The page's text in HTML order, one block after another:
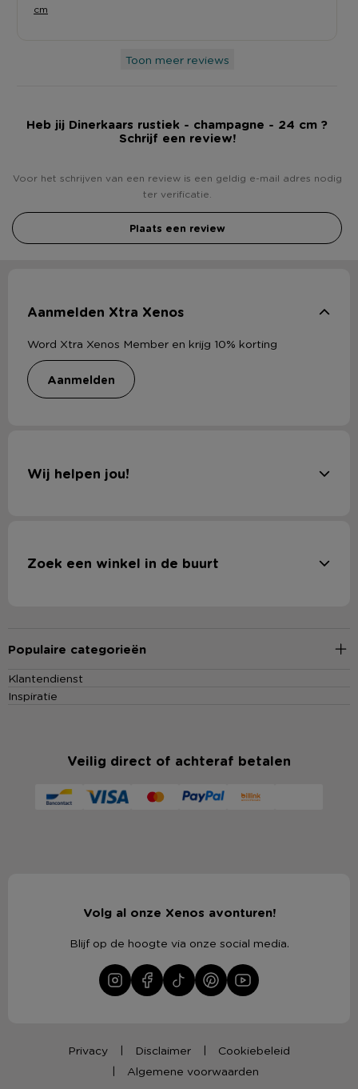
cm
Toon meer reviews
Heb jij Dinerkaars rustiek - champagne - 24 cm ?
Schrijf een review!
Voor het schrijven van een review is een geldig e-mail adres nodig
ter verificatie.
Plaats een review
Aanmelden Xtra Xenos
Word Xtra Xenos Member en krijg 10% korting
aanmelden
Wij helpen jou!
Zoek een winkel in de buurt
Populaire categorieën
Klantendienst
Inspiratie
Veilig direct of achteraf betalen
Volg al onze Xenos avonturen!
Blijf op de hoogte via onze social media.
Privacy Disclaimer
Cookiebeleid
Algemene voorwaarden